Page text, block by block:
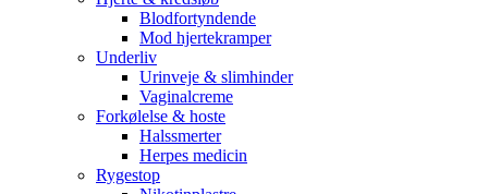
Blodfortyndende
Mod hjertekramper
Underliv
Urinveje & slimhinder
Vaginalcreme
Forkølelse & hoste
Halssmerter
Herpes medicin
Rygestop